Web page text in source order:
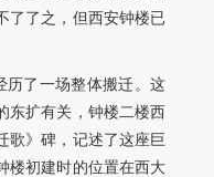
了了之，但西安钟楼已
历了一场整体搬迁。这
东扩有关，钟楼二楼西
歌》碑，记述了这座巨
楼初建时的位置在西大